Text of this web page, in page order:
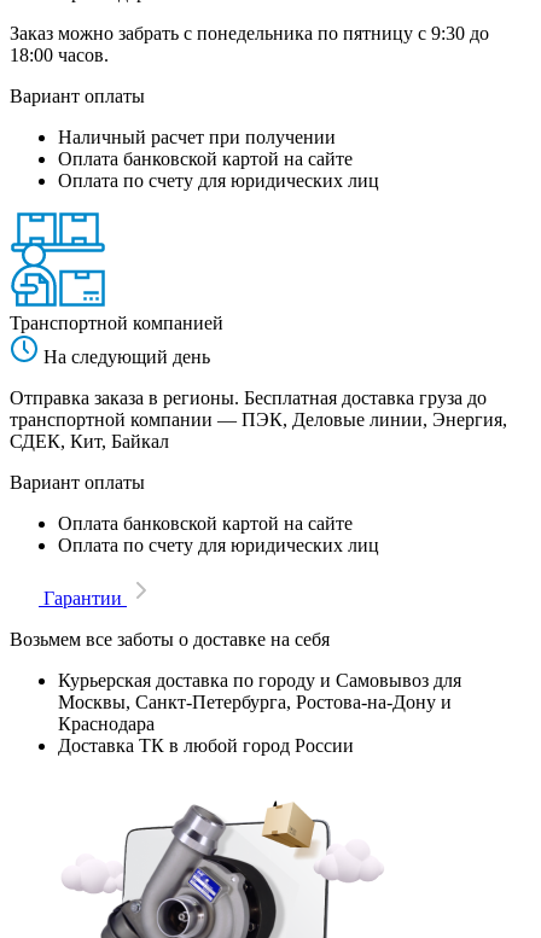
Заказ можно забрать с понедельника по пятницу с 9:30 до
18:00 часов.
Вариант оплаты
Наличный расчет при получении
Оплата банковской картой на сайте
Оплата по счету для юридических лиц
Транспортной компанией
На следующий день
Отправка заказа в регионы. Бесплатная доставка груза до
транспортной компании — ПЭК, Деловые линии, Энергия,
СДЕК, Кит, Байкал
Вариант оплаты
Оплата банковской картой на сайте
Оплата по счету для юридических лиц
Гарантии
Возьмем все заботы о доставке на себя
Курьерская доставка по городу и Самовывоз для
Москвы, Санкт-Петербурга, Ростова-на-Дону и
Краснодара
Доставка ТК в любой город России